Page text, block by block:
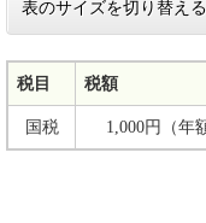
表のサイズを切り替える
税目 税額
国税 1,000円（年